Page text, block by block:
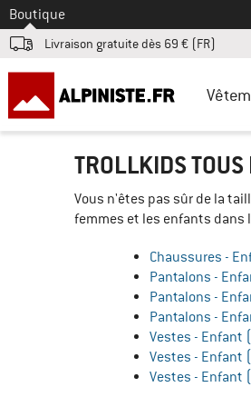
Vers le
Boutique
Livraison gratuite dès 69 € (FR)
TROLLKIDS
Vous n'êtes pas sûr de la
femmes et les enfants
Chaussures -
Pantalons -
Pantalons -
Pantalons -
Vestes - Enfant
Vestes - Enfant
Vestes - Enfant